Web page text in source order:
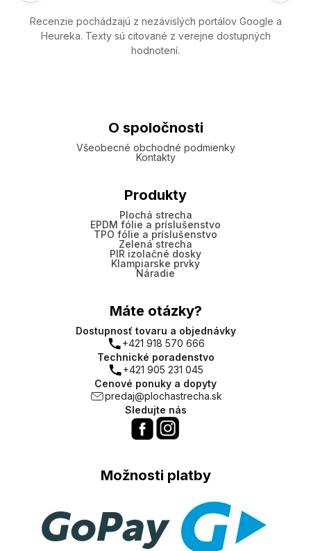
Recenzie pochádzajú z nezávislých portálov Google a
Heureka. Texty sú citované z verejne dostupných
hodnotení.
O spoločnosti
Všeobecné obchodné podmienky
Kontakty
Produkty
Plochá strecha
EPDM fólie a príslušenstvo
TPO fólie a príslušenstvo
Zelená strecha
PIR izolačné dosky
Klampiarske prvky
Náradie
Máte otázky?
Dostupnosť tovaru a objednávky
+421 918 570 666
Technické poradenstvo
+421 905 231 045
Cenové ponuky a dopyty
predaj@plochastrecha.sk
Sledujte nás
Možnosti platby